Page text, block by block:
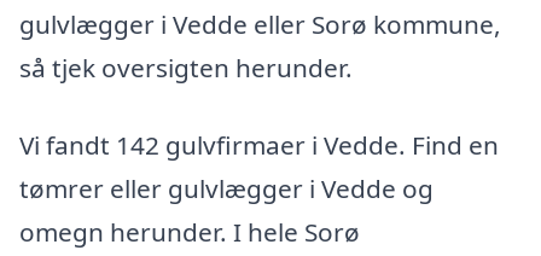
gulvlægger i Vedde eller Sorø kommune,
så tjek oversigten herunder.
Vi fandt 142 gulvfirmaer i Vedde. Find en
tømrer eller gulvlægger i Vedde og
omegn herunder. I hele Sorø